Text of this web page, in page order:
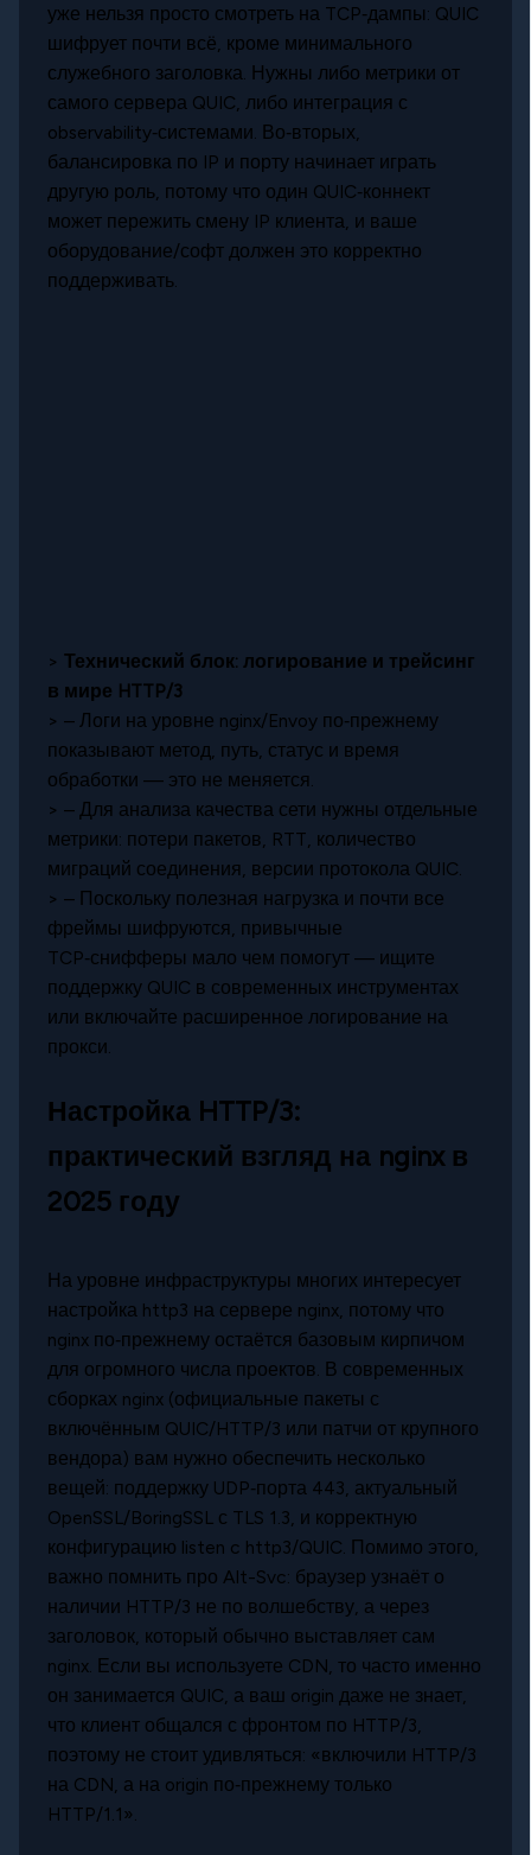
уже нельзя просто смотреть на TCP‑дампы: QUIC
шифрует почти всё, кроме минимального
служебного заголовка. Нужны либо метрики от
самого сервера QUIC, либо интеграция с
observability‑системами. Во‑вторых,
балансировка по IP и порту начинает играть
другую роль, потому что один QUIC‑коннект
может пережить смену IP клиента, и ваше
оборудование/софт должен это корректно
поддерживать.
>Технический блок: логирование и трейсинг
в мире HTTP/3
> – Логи на уровне nginx/Envoy по‑прежнему
показывают метод, путь, статус и время
обработки — это не меняется.
> – Для анализа качества сети нужны отдельные
метрики: потери пакетов, RTT, количество
миграций соединения, версии протокола QUIC.
> – Поскольку полезная нагрузка и почти все
фреймы шифруются, привычные
TCP‑снифферы мало чем помогут — ищите
поддержку QUIC в современных инструментах
или включайте расширенное логирование на
прокси.
Настройка HTTP/3:
практический взгляд на nginx в
2025 году
На уровне инфраструктуры многих интересует
настройка http3 на сервере nginx, потому что
nginx по‑прежнему остаётся базовым кирпичом
для огромного числа проектов. В современных
сборках nginx (официальные пакеты с
включённым QUIC/HTTP/3 или патчи от крупного
вендора) вам нужно обеспечить несколько
вещей: поддержку UDP‑порта 443, актуальный
OpenSSL/BoringSSL с TLS 1.3, и корректную
конфигурацию listen c http3/QUIC. Помимо этого,
важно помнить про Alt-Svc: браузер узнаёт о
наличии HTTP/3 не по волшебству, а через
заголовок, который обычно выставляет сам
nginx. Если вы используете CDN, то часто именно
он занимается QUIC, а ваш origin даже не знает,
что клиент общался с фронтом по HTTP/3,
поэтому не стоит удивляться: «включили HTTP/3
на CDN, а на origin по‑прежнему только
HTTP/1.1».